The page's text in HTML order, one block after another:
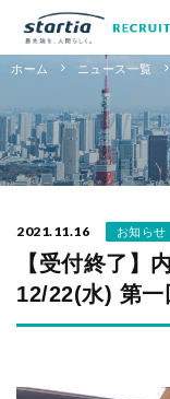
ホーム ニュース一覧
2021.11.16 お知らせ
【受付終了】
12/22(水) 第